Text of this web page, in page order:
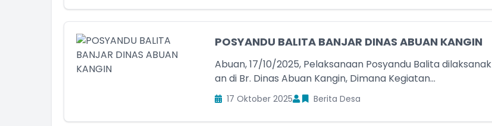
POSYANDU BALITA BANJAR DINAS ABUAN KANGIN
Abuan, 17/10/2025, Pelaksanaan Posyandu Balita dilaksanak
an di Br. Dinas Abuan Kangin, Dimana Kegiatan...
17 Oktober 2025 Berita Desa